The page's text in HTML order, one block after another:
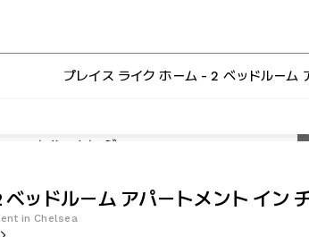
プレイス ライク ホーム - 2 ベッドルーム
ッドルーム アパートメント イン
in Chelsea